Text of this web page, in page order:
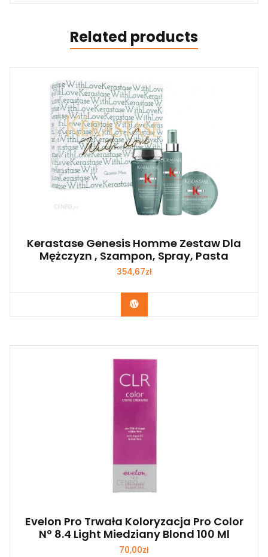
Related products
Kerastase Genesis Homme Zestaw Dla
Mężczyzn , Szampon, Spray, Pasta
354,67zł
Zobacz
Evelon Pro Trwała Koloryzacja Pro Color
Nº 8.4 Light Miedziany Blond 100 Ml
70,00zł